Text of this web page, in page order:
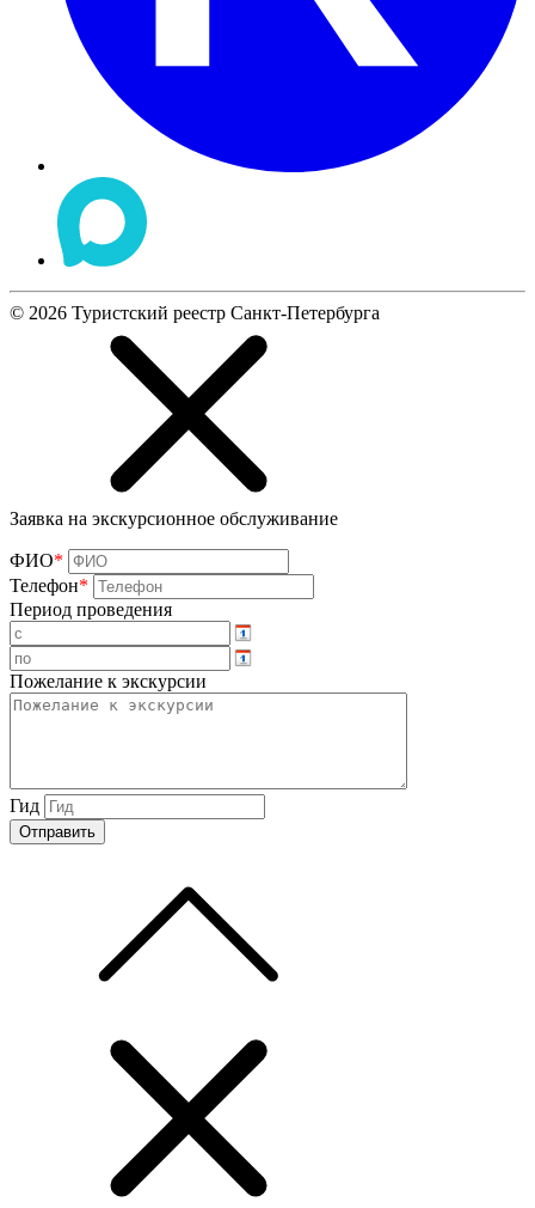
© 2026 Туристский реестр Санкт-Петербурга
Заявка на экскурсионное обслуживание
ФИО*
Телефон*
Период проведения
Пожелание к экскурсии
Гид